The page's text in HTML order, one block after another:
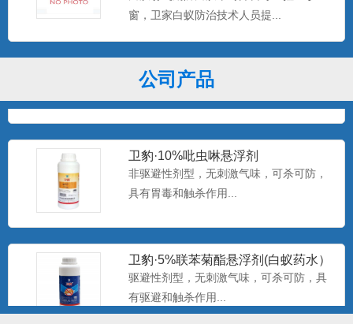
窗，卫家白蚁防治技术人员提...
公司产品
卫豹·卫喜2.5%氟虫腈悬浮剂
有胃毒、触杀作用...
卫豹·10%吡虫啉悬浮剂
非驱避性剂型，无刺激气味，可杀可防，
具有胃毒和触杀作用...
卫豹·5%联苯菊酯悬浮剂(白蚁药水）
驱避性剂型，无刺激气味，可杀可防，具
有驱避和触杀作用...